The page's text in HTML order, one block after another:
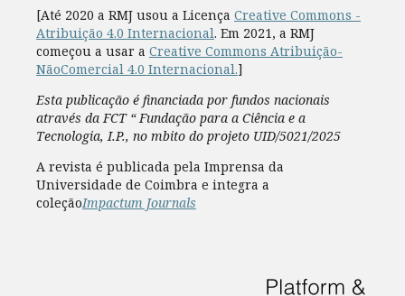
[Até 2020 a RMJ usou a Licença Creative Commons -
Atribuição 4.0 Internacional. Em 2021, a RMJ
começou a usar a Creative Commons Atribuição-
NãoComercial 4.0 Internacional.]
Esta publicação é financiada por fundos nacionais
através da FCT “ Fundação para a Ciência e a
Tecnologia, I.P., no mbito do projeto UID/5021/2025
A revista é publicada pela Imprensa da
Universidade de Coimbra e integra a
coleçãoImpactum Journals